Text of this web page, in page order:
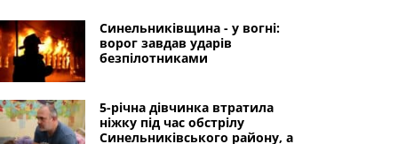
Синельниківщина - у вогні:
ворог завдав ударів
безпілотниками
5-річна дівчинка втратила
ніжку під час обстрілу
Синельниківського району, а